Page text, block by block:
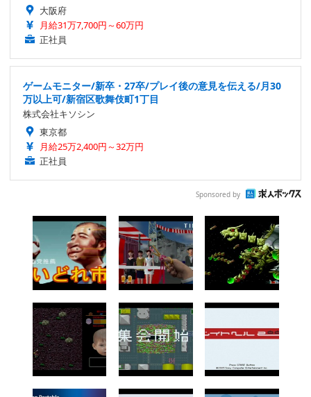
大阪府
月給31万7,700円～60万円
正社員
ゲームモニター/新卒・27卒/プレイ後の意見を伝える/月30
万以上可/新宿区歌舞伎町1丁目
株式会社キソシン
東京都
月給25万2,400円～32万円
正社員
Sponsored by